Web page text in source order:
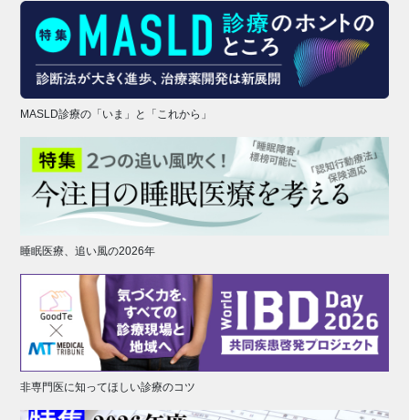
MASLD診療の「いま」と「これから」
睡眠医療、追い風の2026年
非専門医に知ってほしい診療のコツ